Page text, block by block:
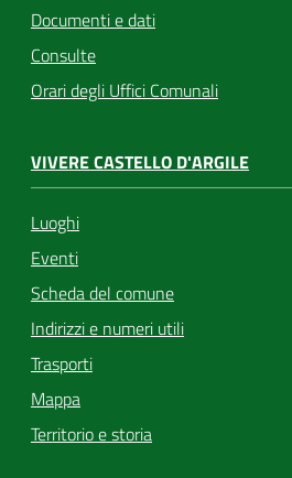
Documenti e dati
Consulte
Orari degli Uffici Comunali
VIVERE CASTELLO D'ARGILE
Luoghi
Eventi
Scheda del comune
Indirizzi e numeri utili
Trasporti
Mappa
Territorio e storia